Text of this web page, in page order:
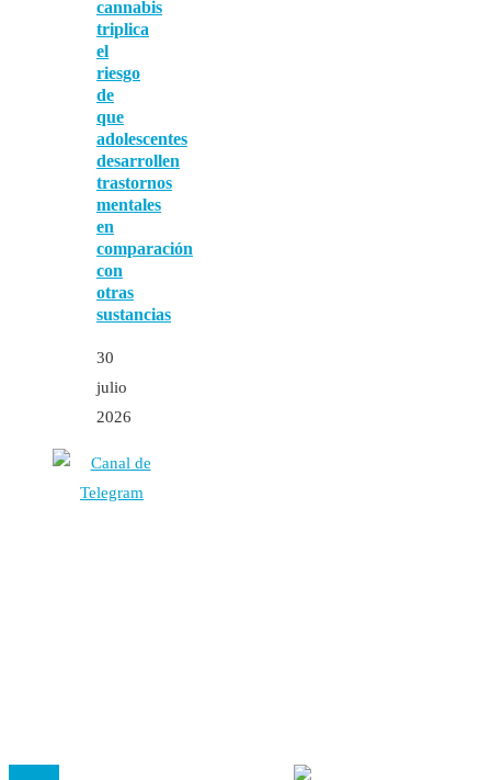
cannabis
triplica
el
riesgo
de
que
adolescentes
desarrollen
trastornos
mentales
en
comparación
con
otras
sustancias
30
julio
2026